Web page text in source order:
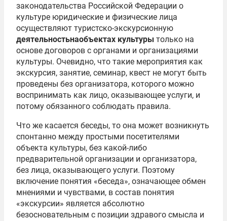
законодательства Российской Федерации о
культуре юридические и физические лица
осуществляют туристско-экскурсионную
деятельностьнаобъектах культуры только на
основе договоров с органами и организациями
культуры. Очевидно, что такие мероприятия как
экскурсия, занятие, семинар, квест не могут быть
проведены без организатора, которого можно
воспринимать как лицо, оказывающее услуги, и
потому обязанного соблюдать правила.
Что же касается беседы, то она может возникнуть
спонтанно между простыми посетителями
объекта культуры, без какой-либо
предварительной организации и организатора,
без лица, оказывающего услуги. Поэтому
включение понятия «беседа», означающее обмен
мнениями и чувствами, в состав понятия
«экскурсии» является абсолютно
безосновательным с позиции здравого смысла и